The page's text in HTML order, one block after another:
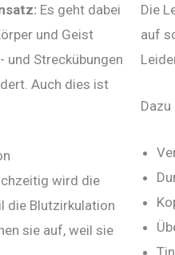
Es geht dabei
und Geist
und Streckübungen
Auch dies ist
wird die
die Blutzirkulation
sie auf, weil sie
Die
auf
Dazu